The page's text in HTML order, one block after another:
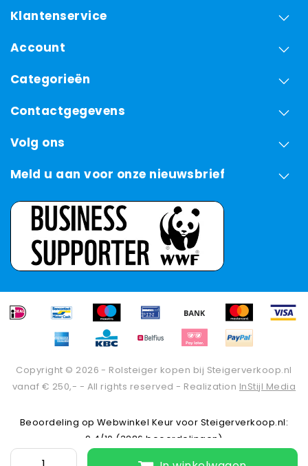
Klantenservice
Account
Categorieën
Contactgegevens
Volg ons
Meld u aan voor onze nieuwsbrief
Copyright © 2026 - Rolsteiger kopen bij Steigerverkoop.nl
vanaf € 250,- - All rights reserved - Realization InStijl Media
Beoordeling op Webwinkel Keur voor Steigerverkoop.nl:
9.4/10 (3286 beoordelingen)